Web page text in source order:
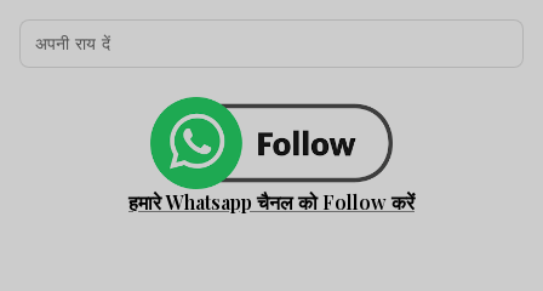
हमारे Whatsapp चैनल को Follow करें